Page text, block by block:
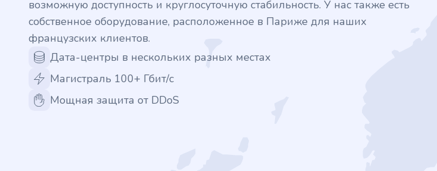
.bz
.uk
возможную доступность и круглосуточную стабильность. У нас также есть
собственное оборудование, расположенное в Париже для наших
французских клиентов.
Дата-центры в нескольких разных местах
Магистраль 100+ Гбит/с
Мощная защита от DDoS